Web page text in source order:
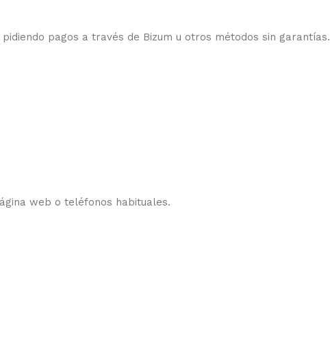
pagos a través de Bizum u otros métodos sin garantías.
web o teléfonos habituales.